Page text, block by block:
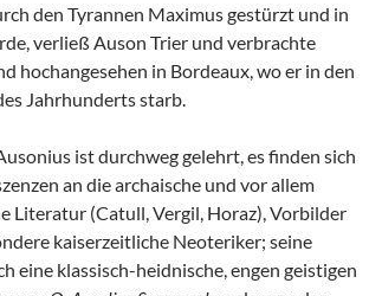
den Tyrannen Maximus gestürzt und in
verließ Auson Trier und verbrachte
hochangesehen in Bordeaux, wo er in den
Jahrhunderts starb.
ist durchweg gelehrt, es finden sich
an die archaische und vor allem
Literatur (Catull, Vergil, Horaz), Vorbilder
kaiserzeitliche Neoteriker; seine
eine klassisch-heidnische, engen geistigen